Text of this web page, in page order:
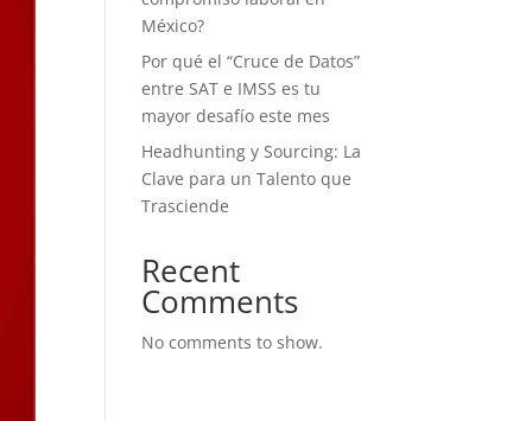
México?
Por qué el “Cruce de Datos”
entre SAT e IMSS es tu
mayor desafío este mes
Headhunting y Sourcing: La
Clave para un Talento que
Trasciende
Recent
Comments
No comments to show.